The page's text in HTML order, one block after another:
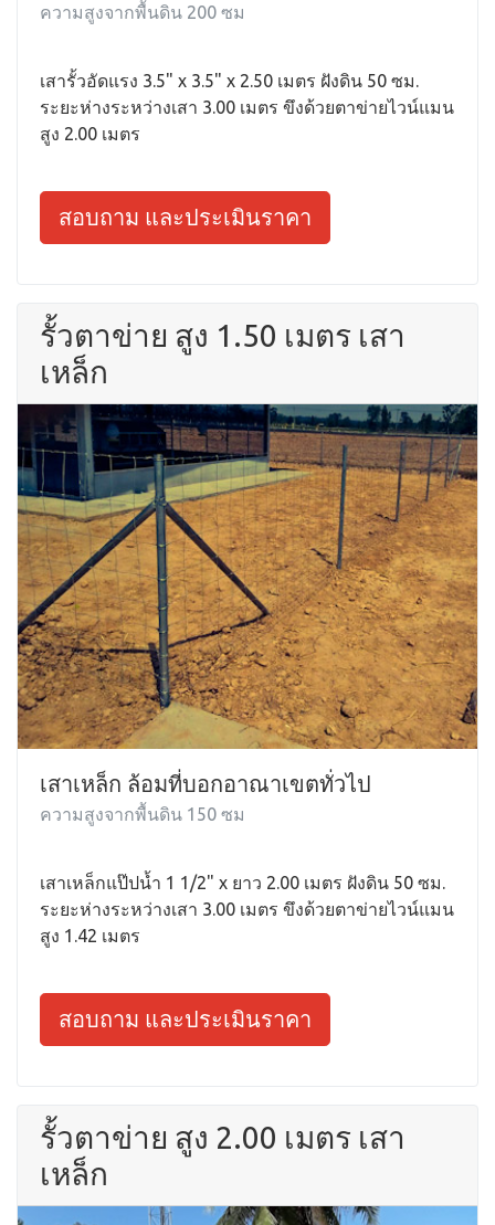
ความสูงจากพื้นดิน 200 ซม
เสารั้วอัดแรง 3.5" x 3.5" x 2.50 เมตร ฝังดิน 50 ซม.
ระยะห่างระหว่างเสา 3.00 เมตร ขึงด้วยตาข่ายไวน์แมน
สูง 2.00 เมตร
สอบถาม และประเมินราคา
รั้วตาข่าย สูง 1.50 เมตร เสา
เหล็ก
เสาเหล็ก ล้อมที่บอกอาณาเขตทั่วไป
ความสูงจากพื้นดิน 150 ซม
เสาเหล็กแป๊ปน้ำ 1 1/2" x ยาว 2.00 เมตร ฝังดิน 50 ซม.
ระยะห่างระหว่างเสา 3.00 เมตร ขึงด้วยตาข่ายไวน์แมน
สูง 1.42 เมตร
สอบถาม และประเมินราคา
รั้วตาข่าย สูง 2.00 เมตร เสา
เหล็ก